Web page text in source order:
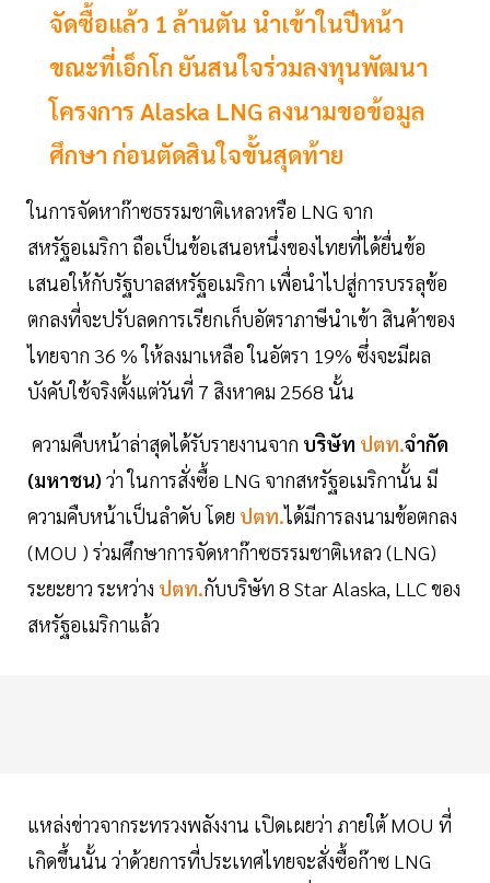
จัดซื้อแล้ว 1 ล้านตัน นำเข้าในปีหน้า
ขณะที่เอ็กโก ยันสนใจร่วมลงทุนพัฒนา
โครงการ Alaska LNG ลงนามขอข้อมูล
ศึกษา ก่อนตัดสินใจขั้นสุดท้าย
ในการจัดหาก๊าซธรรมชาติเหลวหรือ LNG จาก
สหรัฐอเมริกา ถือเป็นข้อเสนอหนึ่งของไทยที่ได้ยื่นข้อ
เสนอให้กับรัฐบาลสหรัฐอเมริกา เพื่อนำไปสู่การบรรลุข้อ
ตกลงที่จะปรับลดการเรียกเก็บอัตราภาษีนำเข้า สินค้าของ
ไทยจาก 36 % ให้ลงมาเหลือ ในอัตรา 19% ซึ่งจะมีผล
บังคับใช้จริงตั้งแต่วันที่ 7 สิงหาคม 2568 นั้น
ความคืบหน้าล่าสุดได้รับรายงานจาก บริษัท ปตท.จำกัด
(มหาชน) ว่า ในการสั่งซื้อ LNG จากสหรัฐอเมริกานั้น มี
ความคืบหน้าเป็นลำดับ โดย ปตท.ได้มีการลงนามข้อตกลง
(MOU ) ร่วมศึกษาการจัดหาก๊าซธรรมชาติเหลว (LNG)
ระยะยาว ระหว่าง ปตท.กับบริษัท 8 Star Alaska, LLC ของ
สหรัฐอเมริกาแล้ว
แหล่งข่าวจากระทรวงพลังงาน เปิดเผยว่า ภายใต้ MOU ที่
เกิดขึ้นนั้น ว่าด้วยการที่ประเทศไทยจะสั่งซื้อก๊าซ LNG